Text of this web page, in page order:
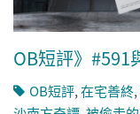
OB短評》#591
OB短評,在宅善終,